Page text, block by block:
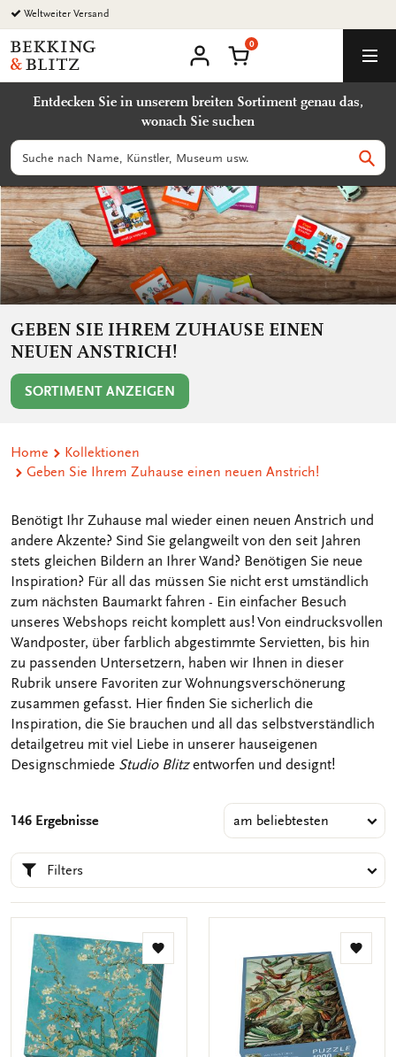
Zurück
zum
Inhalt
Bekking
&
Uitgevers
Warenkorb
0
Entdecken Sie in unserem breiten Sortiment genau das,
wonach Sie suchen
Suchen
GEBEN SIE IHREM ZUHAUSE EINEN
NEUEN ANSTRICH!
SORTIMENT ANZEIGEN
Home
Kollektionen
Geben Sie Ihrem Zuhause einen neuen Anstrich!
Benötigt Ihr Zuhause mal wieder einen neuen Anstrich und
andere Akzente? Sind Sie gelangweilt von den seit Jahren
stets gleichen Bildern an Ihrer Wand? Benötigen Sie neue
Inspiration? Für all das müssen Sie nicht erst umständlich
zum nächsten Baumarkt fahren - Ein einfacher Besuch
unseres Webshops reicht komplett aus! Von eindrucksvollen
Wandposter, über farblich abgestimmte Servietten, bis hin
zu passenden Untersetzern, haben wir Ihnen in dieser
Rubrik unsere Favoriten zur Wohnungsverschönerung
zusammen gefasst. Hier finden Sie sicherlich die
Inspiration, die Sie brauchen und all das selbstverständlich
detailgetreu mit viel Liebe in unserer hauseigenen
Designschmiede Studio Blitzentworfen und designt!
146 Ergebnisse
Filters
Zur
Wunschliste
hinzufügen
Zur